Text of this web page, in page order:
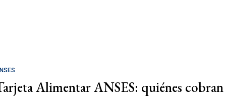
Alimentar ANSES: quiénes cobran